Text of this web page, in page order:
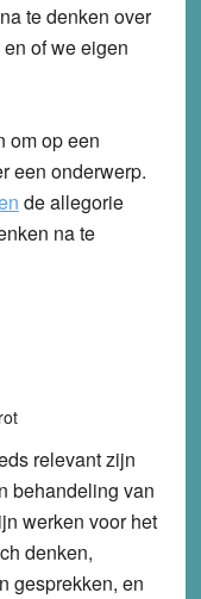
te denken over
of we eigen
om op een
een onderwerp.
de allegorie
na te
relevant zijn
behandeling van
werken voor het
denken,
gesprekken, en